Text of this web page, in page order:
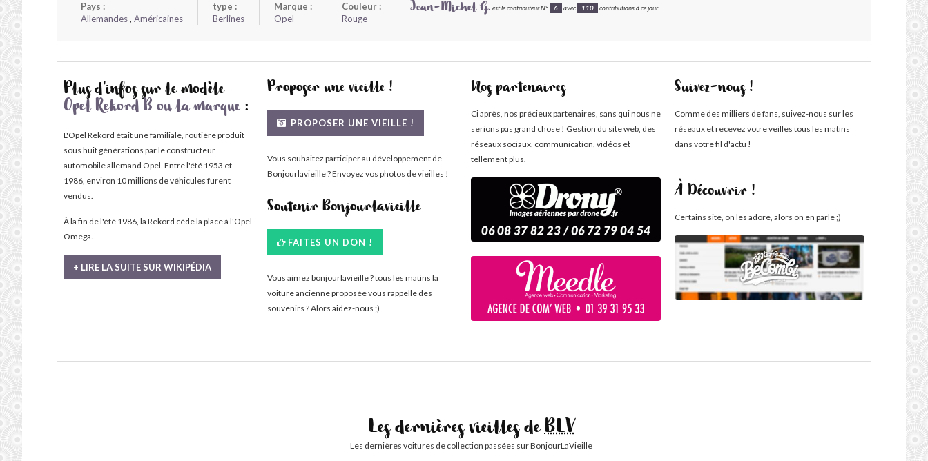
Pays :
Allemandes, Américaines
type :
Berlines
Marque :
Opel
Couleur :
Rouge
Jean-Michel G. est le contributeur N° 6 avec 110 contributions à ce jour.
Plus d'infos sur le modèle
Opel Rekord B ou la marque:
L'Opel Rekord était une familiale, routière produit
sous huit générations par le constructeur
automobile allemand Opel. Entre l'été 1953 et
1986, environ 10 millions de véhicules furent
vendus.
À la fin de l'été 1986, la Rekord cède la place à l'Opel
Omega.
+ LIRE LA SUITE SUR WIKIPÉDIA
Proposer une vieille !
PROPOSER UNE VIEILLE !
Vous souhaitez participer au développement de
Bonjourlavieille ? Envoyez vos photos de vieilles !
Soutenir Bonjourlavieille
FAITES UN DON !
Vous aimez bonjourlavieille ? tous les matins la
voiture ancienne proposée vous rappelle des
souvenirs ? Alors aidez-nous ;)
Nos partenaires
Ci après, nos précieux partenaires, sans qui nous ne
serions pas grand chose ! Gestion du site web, des
réseaux sociaux, communication, vidéos et
tellement plus.
Suivez-nous !
Comme des milliers de fans, suivez-nous sur les
réseaux et recevez votre veilles tous les matins
dans votre fil d'actu !
À Découvrir !
Certains site, on les adore, alors on en parle ;)
Les dernières vieilles deBLV
Les dernières voitures de collection passées sur BonjourLaVieille